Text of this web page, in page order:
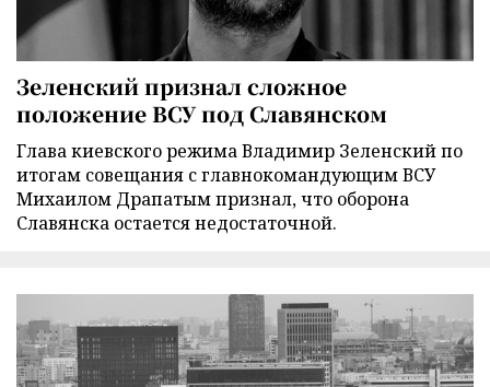
Зеленский признал сложное
положение ВСУ под Славянском
Глава киевского режима Владимир Зеленский по
итогам совещания с главнокомандующим ВСУ
Михаилом Драпатым признал, что оборона
Славянска остается недостаточной.